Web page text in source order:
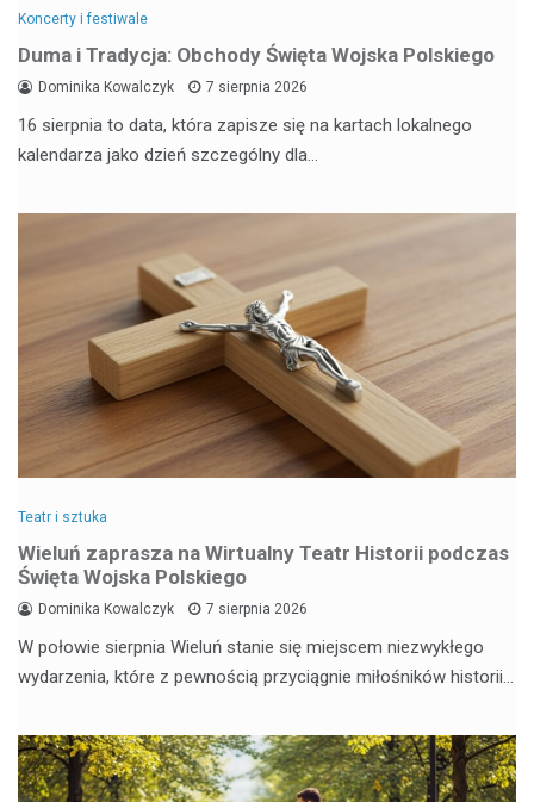
Koncerty i festiwale
Duma i Tradycja: Obchody Święta Wojska Polskiego
Dominika Kowalczyk 7 sierpnia 2026
16 sierpnia to data, która zapisze się na kartach lokalnego
kalendarza jako dzień szczególny dla…
Teatr i sztuka
Wieluń zaprasza na Wirtualny Teatr Historii podczas
Święta Wojska Polskiego
Dominika Kowalczyk 7 sierpnia 2026
W połowie sierpnia Wieluń stanie się miejscem niezwykłego
wydarzenia, które z pewnością przyciągnie miłośników historii…